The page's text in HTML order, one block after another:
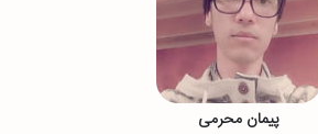
پیمان محرمی